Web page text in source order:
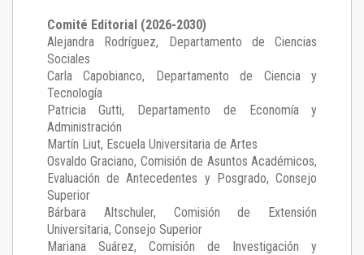
Comité Editorial (2026-2030)
Alejandra Rodríguez, Departamento de Ciencias
Sociales
Carla Capobianco, Departamento de Ciencia y
Tecnología
Patricia Gutti, Departamento de Economía y
Administración
Martín Liut, Escuela Universitaria de Artes
Osvaldo Graciano, Comisión de Asuntos Académicos,
Evaluación de Antecedentes y Posgrado, Consejo
Superior
Bárbara Altschuler, Comisión de Extensión
Universitaria, Consejo Superior
Mariana Suárez, Comisión de Investigación y